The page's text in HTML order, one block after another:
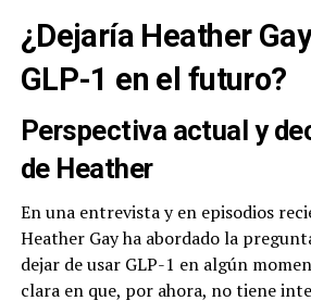
¿Dejaría Heather
GLP-1 en el futuro?
Perspectiva actual y
de Heather
En una entrevista y en episodios
Heather Gay ha abordado la
dejar de usar GLP-1 en algún
clara en que, por ahora, no tiene